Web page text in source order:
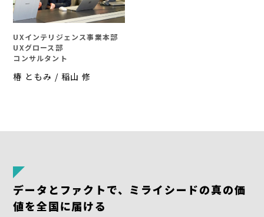
UXインテリジェンス事業本部
UXグロース部
コンサルタント
椿 ともみ / 稲山 修
データとファクトで、ミライシードの真の価
値を全国に届ける